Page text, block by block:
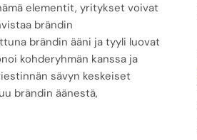
elementit, yritykset voivat
brändin
brändin ääni ja tyyli luovat
kohderyhmän kanssa ja
sävyn keskeiset
brändin äänestä,